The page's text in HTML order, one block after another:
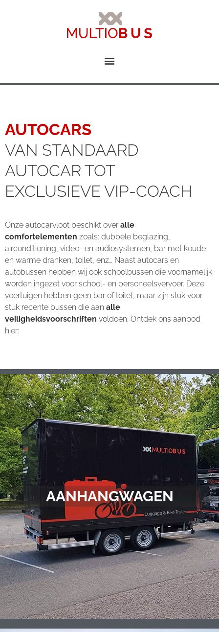
AUTOCARS
VAN STANDAARD
AUTOCAR TOT
EXCLUSIEVE VIP-COACH
Onze autocarvloot beschikt overalle
comfortelementen zoals: dubbele beglazing,
airconditioning, video- en audiosystemen, bar met koude
en warme dranken, toilet, enz… Naast autocars en
autobussen hebben wij ook schoolbussen die voornamelijk
worden ingezet voor school- en personeelsvervoer. Deze
voertuigen hebben geen bar of toilet, maar zijn stuk voor
stuk recente bussen die aan alle
veiligheidsvoorschriften voldoen. Ontdek ons aanbod
hier:
AANHANGWAGEN